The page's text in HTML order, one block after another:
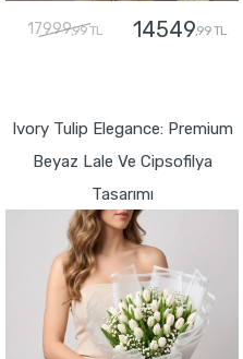
17999,99 TL 14549,99 TL
Ivory Tulip Elegance: Premium
Beyaz Lale Ve Cipsofilya
Tasarımı